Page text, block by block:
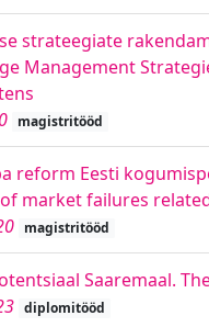
strateegiate
Management
magistritööd
reform Eesti
market failures
magistritööd
Saaremaal.
diplomitööd